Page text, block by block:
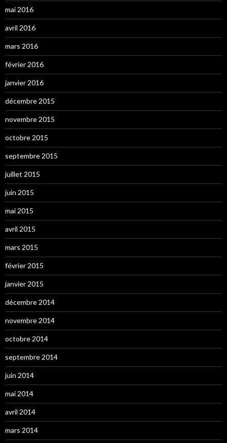
mai 2016
avril 2016
mars 2016
février 2016
janvier 2016
décembre 2015
novembre 2015
octobre 2015
septembre 2015
juillet 2015
juin 2015
mai 2015
avril 2015
mars 2015
février 2015
janvier 2015
décembre 2014
novembre 2014
octobre 2014
septembre 2014
juin 2014
mai 2014
avril 2014
mars 2014